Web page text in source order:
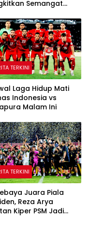
Semangat
TERKINI
Laga Hidup Mati
Indonesia vs
Malam Ini
TERKINI
Juara Piala
Reza Arya
Kiper PSM Jadi